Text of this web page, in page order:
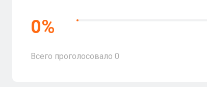
0%
Всего проголосовало 0